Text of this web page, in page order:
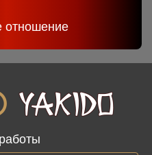
отношение